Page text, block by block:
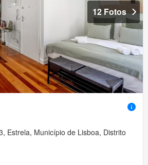
12 Fotos
Estrela, Município de Lisboa, Distrito